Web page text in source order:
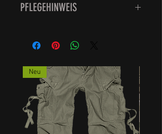
PFLEGEHINWEIS
Bitte nicht den Trockner
aufhängen, das schont die Qualität
der Strümpfe.
Schadstoffgeprüft.
Neu